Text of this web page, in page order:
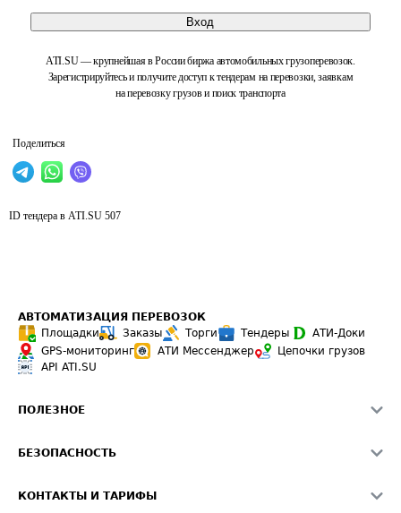
Вход
ATI.SU — крупнейшая в России биржа автомобильных грузоперевозок.
Зарегистрируйтесь и получите доступ к тендерам на перевозки, заявкам
на перевозку грузов и поиск транспорта
Поделиться
ID тендера в ATI.SU 507
АВТОМАТИЗАЦИЯ ПЕРЕВОЗОК
Площадки
Заказы Торги Тендеры
АТИ-Доки
GPS-мониторинг
АТИ Мессенджер
Цепочки грузов
API ATI.SU
ПОЛЕЗНОЕ
Звезды ATI.SU на вашем сайте
БЕЗОПАСНОСТЬ
КОНТАКТЫ И ТАРИФЫ